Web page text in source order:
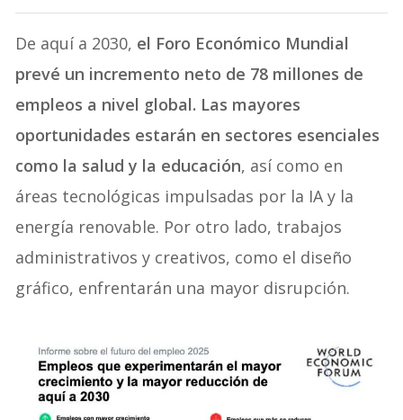
De aquí a 2030, el Foro Económico Mundial
prevé un incremento neto de 78 millones de
empleos a nivel global. Las mayores
oportunidades estarán en sectores esenciales
como la salud y la educación, así como en
áreas tecnológicas impulsadas por la IA y la
energía renovable. Por otro lado, trabajos
administrativos y creativos, como el diseño
gráfico, enfrentarán una mayor disrupción.